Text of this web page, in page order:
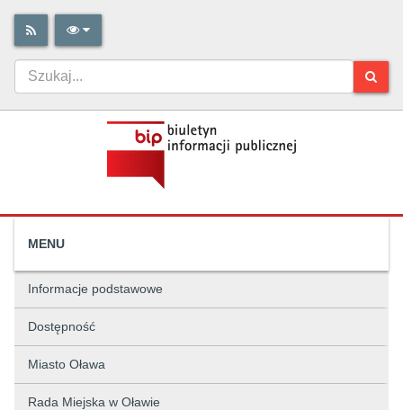
MENU
Informacje podstawowe
Dostępność
Miasto Oława
Rada Miejska w Oławie